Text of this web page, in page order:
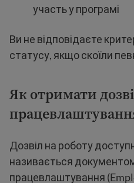
участь у програмі
Ви не відповідаєте
статусу, якщо скоїли
Як отримати
Дозвіл на роботу
називається
працевлаштування